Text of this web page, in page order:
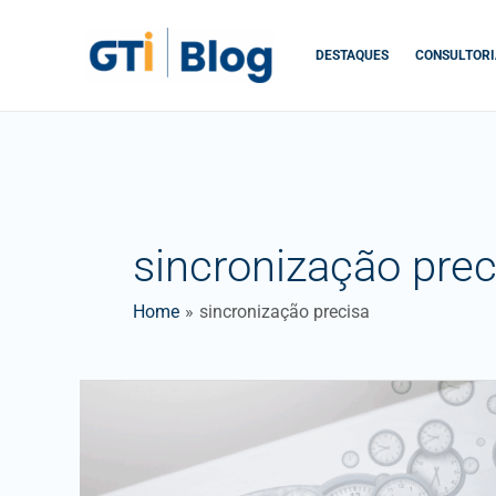
DESTAQUES
sincronização
Home sincronização precisa